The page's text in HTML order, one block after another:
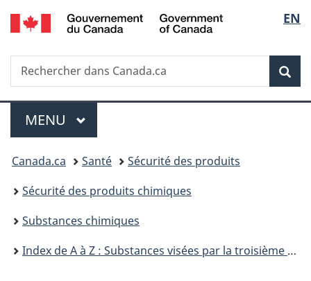
Passer
au
principal
Passer
à
Au
du
Passer
à
version
simplifiée
de
la
EN
Recherche
Rechercher
dans
Menu
MENU PRINCIPAL
Vous
êtes
ici :
Canada.ca Santé
Sécurité des produits
Sécurité des produits chimiques
Substances chimiques
Index de A à Z : Substances visées par la troisième phase du Plan de gestion des produits chimiques